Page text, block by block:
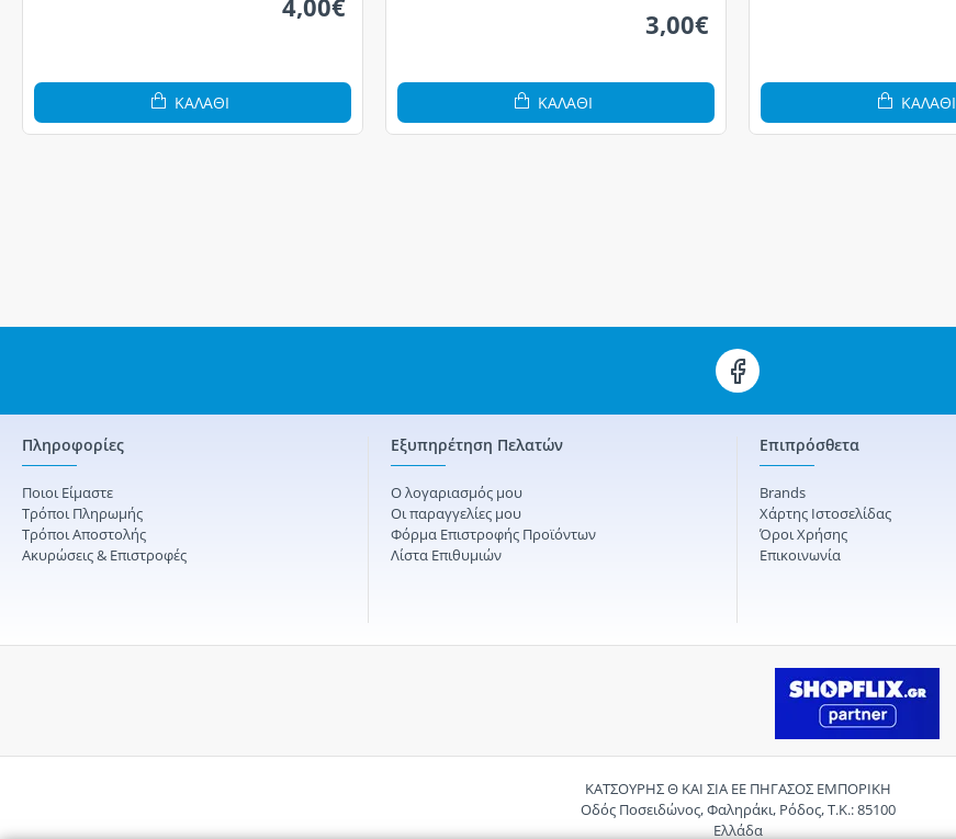
4,00€
ΚΑΛΆΘΙ
3,00€
ΚΑΛΆΘΙ ΚΑΛΆΘΙ
Πληροφορίες
Ποιοι Είμαστε
Τρόποι Πληρωμής
Τρόποι Αποστολής
Ακυρώσεις & Επιστροφές
Εξυπηρέτηση Πελατών
Ο λογαριασμός μου
Οι παραγγελίες μου
Φόρμα Επιστροφής Προϊόντων
Λίστα Επιθυμιών
Επιπρόσθετα
Brands
Χάρτης Ιστοσελίδας
Όροι Χρήσης
Επικοινωνία
ΚΑΤΣΟΥΡΗΣ Θ ΚΑΙ ΣΙΑ ΕΕ ΠΗΓΑΣΟΣ ΕΜΠΟΡΙΚΗ
Οδός Ποσειδώνος, Φαληράκι, Ρόδος, Τ.Κ.: 85100
Ελλάδα